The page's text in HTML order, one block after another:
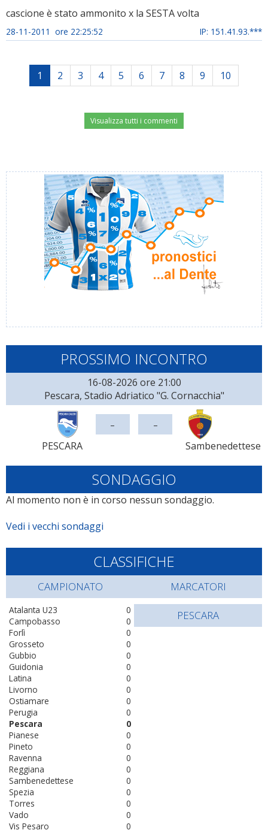
cascione è stato ammonito x la SESTA volta
28-11-2011 ore 22:25:52 IP: 151.41.93.***
1 2 3 4 5 6 7 8 9 10
Visualizza tutti i commenti
PROSSIMO INCONTRO
16-08-2026 ore 21:00
Pescara, Stadio Adriatico "G. Cornacchia"
PESCARA
- -
Sambenedettese
SONDAGGIO
Al momento non è in corso nessun sondaggio.
Vedi i vecchi sondaggi
CLASSIFICHE
CAMPIONATO
0
Atalanta U23
0
Campobasso
0
Forlì
0
Grosseto
0
Gubbio
0
Guidonia
0
Latina
0
Livorno
0
Ostiamare
0
Perugia
0
Pescara
0
Pianese
0
Pineto
0
Ravenna
0
Reggiana
0
Sambenedettese
0
Spezia
0
Torres
0
Vado
0
Vis Pesaro
MARCATORI
PESCARA